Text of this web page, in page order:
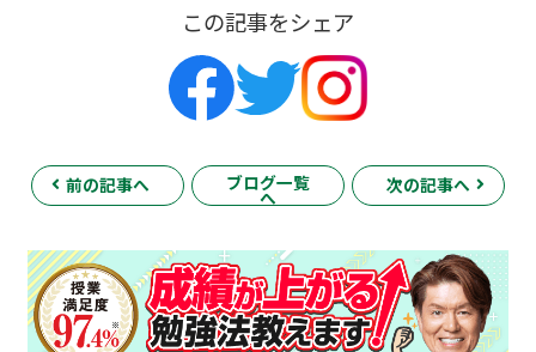
この記事をシェア
前の記事へ ブログ一覧
へ
次の記事へ